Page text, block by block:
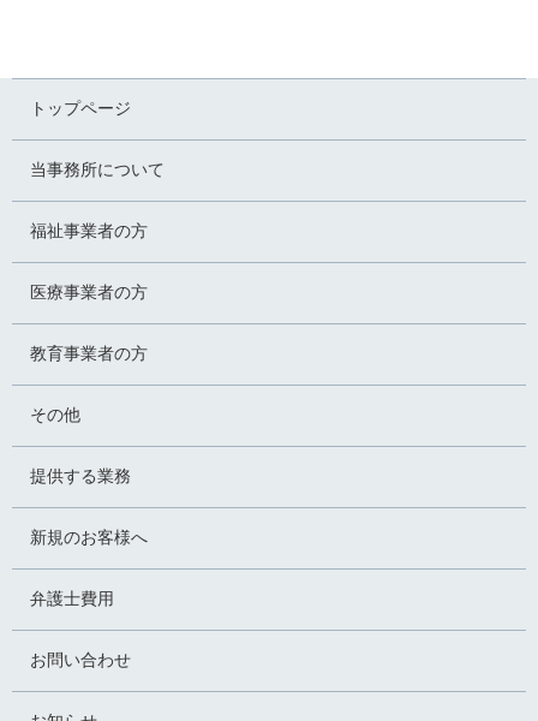
トップページ
当事務所について
福祉事業者の方
医療事業者の方
教育事業者の方
その他
提供する業務
新規のお客様へ
弁護士費用
お問い合わせ